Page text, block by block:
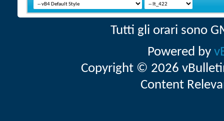
Tutti gli orari sono
Powered by
Copyright © 2026
Content